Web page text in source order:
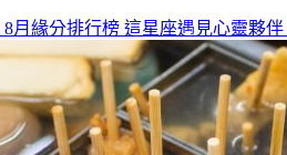
8月緣分排行榜 這星座遇見心靈夥伴